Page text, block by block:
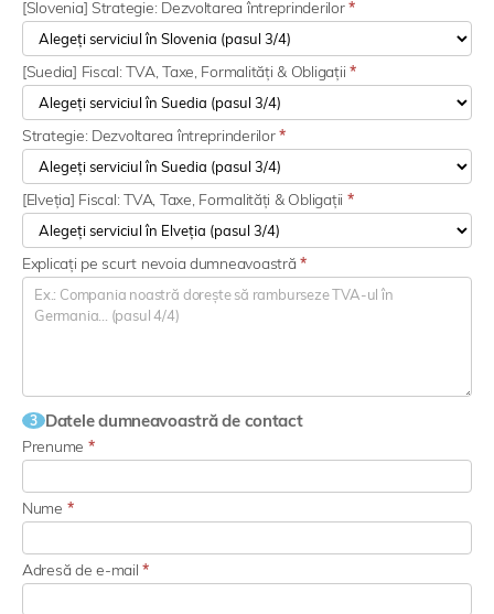
[Slovenia] Strategie: Dezvoltarea întreprinderilor*
[Suedia] Fiscal: TVA, Taxe, Formalități & Obligații*
Strategie: Dezvoltarea întreprinderilor*
[Elveția] Fiscal: TVA, Taxe, Formalități & Obligații *
Explicați pe scurt nevoia dumneavoastră*
3 Datele dumneavoastră de contact
Prenume *
Nume *
Adresă de e-mail*